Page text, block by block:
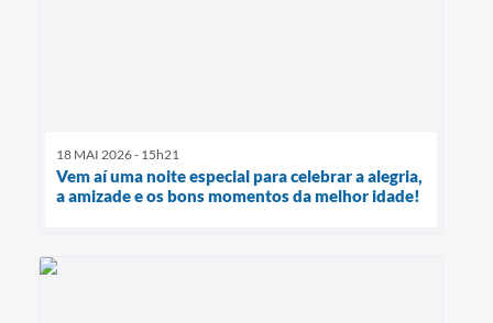
18 MAI 2026 - 15h21
Vem aí uma noite especial para celebrar a alegria,
a amizade e os bons momentos da melhor idade!